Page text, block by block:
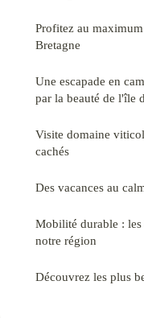
Profitez au
Bretagne
Une escapade en
par la beauté de l'île
Visite domaine
cachés
Des vacances au
Mobilité durable :
notre région
Découvrez les plus